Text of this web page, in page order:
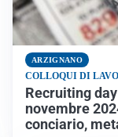
ARZIGNANO
COLLOQUI DI
Recruiting
novembre
conciario,